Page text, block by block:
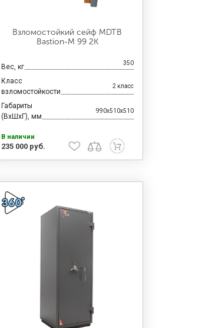
Взломостойкий сейф MDTB
Bastion-M 99 2K
Вес, кг 350
Класс
взломостойкости
2 класс
Габариты
(ВхШхГ), мм
990x510x510
В наличии
235 000 руб.